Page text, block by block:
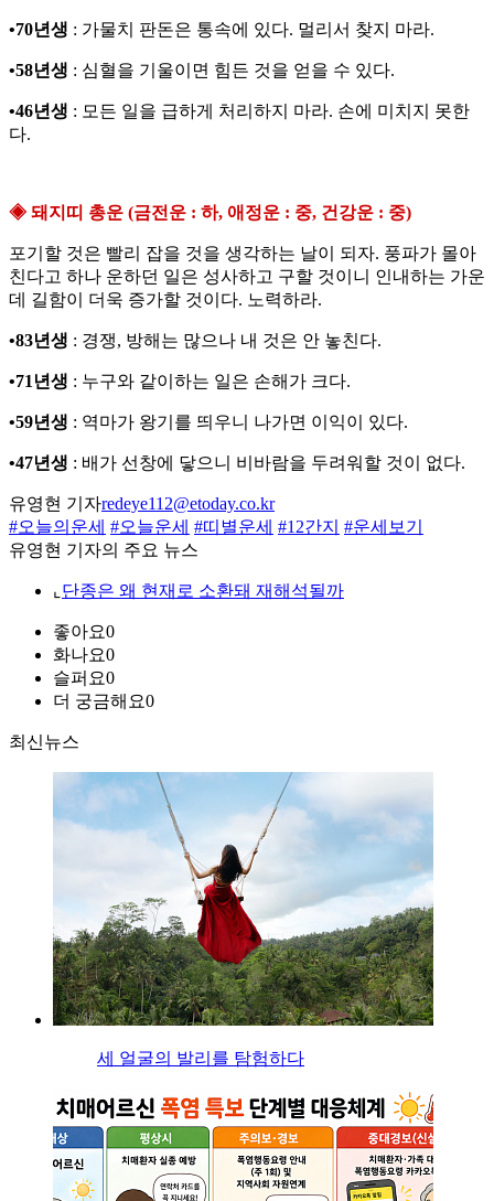
•70년생 : 가물치 판돈은 통속에 있다. 멀리서 찾지 마라.
•58년생 : 심혈을 기울이면 힘든 것을 얻을 수 있다.
•46년생 : 모든 일을 급하게 처리하지 마라. 손에 미치지 못한
다.
◈ 돼지띠 총운 (금전운 : 하, 애정운 : 중, 건강운 : 중)
포기할 것은 빨리 잡을 것을 생각하는 날이 되자. 풍파가 몰아
친다고 하나 운하던 일은 성사하고 구할 것이니 인내하는 가운
데 길함이 더욱 증가할 것이다. 노력하라.
•83년생 : 경쟁, 방해는 많으나 내 것은 안 놓친다.
•71년생 : 누구와 같이하는 일은 손해가 크다.
•59년생 : 역마가 왕기를 띄우니 나가면 이익이 있다.
•47년생 : 배가 선창에 닿으니 비바람을 두려워할 것이 없다.
유영현 기자redeye112@etoday.co.kr
#오늘의운세 #오늘운세 #띠별운세 #12간지 #운세보기
유영현 기자의 주요 뉴스
⌞ 단종은 왜 현재로 소환돼 재해석될까
좋아요0
화나요0
슬퍼요0
더 궁금해요0
최신뉴스
세 얼굴의 발리를 탐험하다